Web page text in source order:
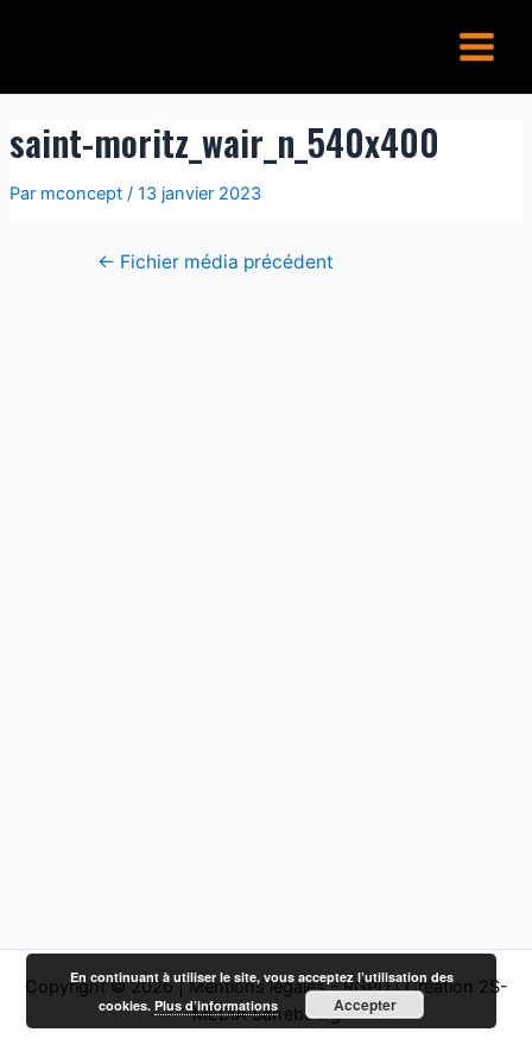
Menu
saint-moritz_wair_n_540x400
Par mconcept / 13 janvier 2023
← Fichier média précédent
Copyright © 2026 |Mentions légales - RGPD|Création 2S-
MEDIA Sarrebourg
En continuant à utiliser le site, vous acceptez l’utilisation des
cookies.Plus d’informations Accepter